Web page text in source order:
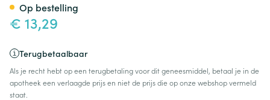
€ 13,29
Terugbetaalbaar
Als je recht hebt op een terugbetaling voor dit geneesmiddel, betaal je in de
apotheek een verlaagde prijs en niet de prijs die op onze webshop vermeld
staat.
Op bestelling